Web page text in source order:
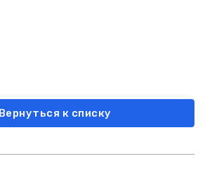
Вернуться к списку